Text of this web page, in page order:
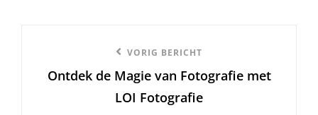
bericht
VORIG BERICHT
Ontdek de Magie van Fotografie met
LOI Fotografie